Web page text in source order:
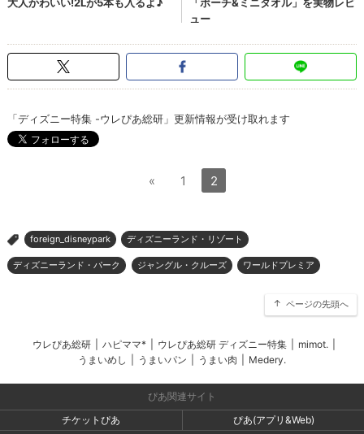
「ディズニー特集 -ウレぴあ総研」更新情報が受け取れます
« 1 2
> foreign_disneypark ディズニーランド・リゾート
ディズニーランド・パーク ジャングル・クルーズ ワールドプレミア
ページの先頭へ
ウレぴあ総研 ハピママ* ウレぴあ総研 ディズニー特集 mimot.
うまいめし
うまいパン うまい肉 Medery.
ぴあ関連サイト
チケットぴあ
ぴあ(アプリ&Web)